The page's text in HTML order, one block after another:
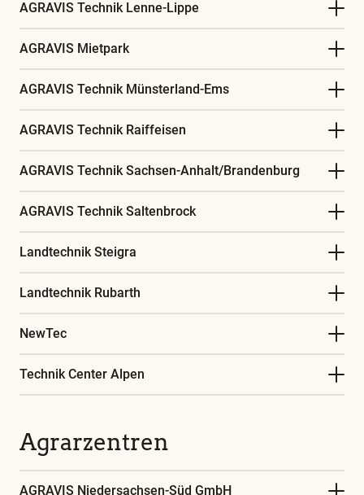
AGRAVIS Technik Lenne-Lippe
AGRAVIS Mietpark
AGRAVIS Technik Münsterland-Ems
AGRAVIS Technik Raiffeisen
AGRAVIS Technik Sachsen-Anhalt/Brandenburg
AGRAVIS Technik Saltenbrock
Landtechnik Steigra
Landtechnik Rubarth
NewTec
Technik Center Alpen
Agrarzentren
AGRAVIS Niedersachsen-Süd GmbH